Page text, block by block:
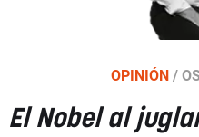
OPINIÓN /
El Nobel al